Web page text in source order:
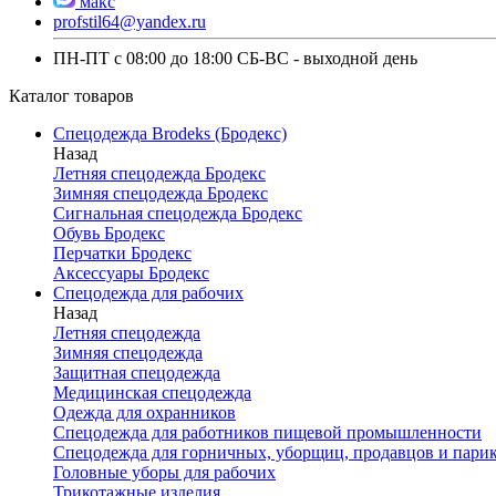
profstil64@yandex.ru
ПН-ПТ с 08:00 до 18:00 СБ-ВС - выходной день
Каталог товаров
Спецодежда Brodeks (Бродекс)
Назад
Летняя спецодежда Бродекс
Зимняя спецодежда Бродекс
Сигнальная спецодежда Бродекс
Обувь Бродекс
Перчатки Бродекс
Аксессуары Бродекс
Спецодежда для рабочих
Назад
Летняя спецодежда
Зимняя спецодежда
Защитная спецодежда
Медицинская спецодежда
Одежда для охранников
Спецодежда для работников пищевой промышленности
Спецодежда для горничных, уборщиц, продавцов и
Головные уборы для рабочих
Трикотажные изделия